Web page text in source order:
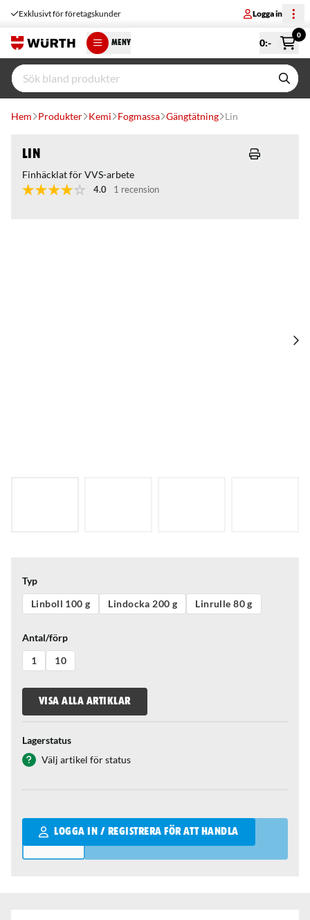
Exklusivt för företagskunder Logga in
MENY 0:-
0
Hem Produkter Kemi Fogmassa Gängtätning Lin
Lin
Finhäcklat för VVS-arbete
4.0 1 recension
Typ
Linboll 100 g
Lindocka 200 g Linrulle 80 g
Antal/förp
1
10
VISA ALLA ARTIKLAR
Lagerstatus
Välj artikel för status
LOGGA IN / REGISTRERA FÖR ATT HANDLA
Qantity